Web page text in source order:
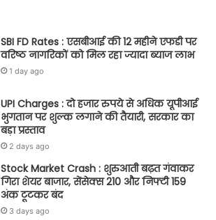
SBI FD Rates : एसबीआई की 12 महीने एफडी पर
वरिष्ठ नागरिकों को मिल रहा ज्यादा ब्याज लाभ
1 day ago
UPI Charges : दो हजार रुपये से अधिक यूपीआई
भुगतान पर शुल्क लगाने की तैयारी, सरकार का
बड़ा प्रस्ताव
2 days ago
Stock Market Crash : शुरुआती बढ़त गंवाकर
गिरा शेयर बाजार, सेंसेक्स 210 और निफ्टी 159
अंक टूटकर बंद
3 days ago